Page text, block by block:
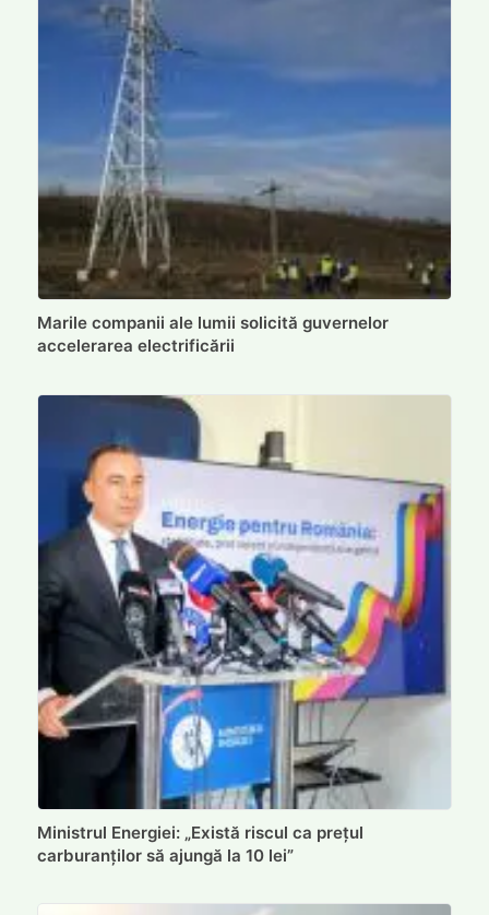
Marile companii ale lumii solicită guvernelor
accelerarea electrificării
Ministrul Energiei: „Există riscul ca prețul
carburanților să ajungă la 10 lei”